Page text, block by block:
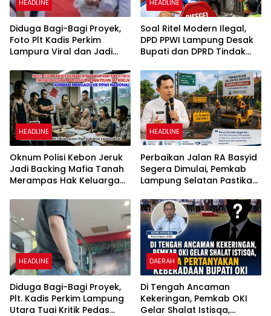
HEADLINE
Diduga Bagi-Bagi Proyek,
Foto Plt Kadis Perkim
Lampura Viral dan Jadi
Netizen
HEADLINE
Soal Ritel Modern Ilegal,
DPD PPWI Lampung Desak
Bupati dan DPRD Tindak
No 02/2016
HEADLINE
Oknum Polisi Kebon Jeruk
Jadi Backing Mafia Tanah
Merampas Hak Keluarga
Sutarman
HEADLINE
Perbaikan Jalan RA Basyid
Segera Dimulai, Pemkab
Lampung Selatan Pastikan
Aman dan Nyaman
HEADLINE
Diduga Bagi-Bagi Proyek,
Plt. Kadis Perkim Lampung
Utara Tuai Kritik Pedas
DAERAH
Di Tengah Ancaman
Kekeringan, Pemkab OKI
Gelar Shalat Istisqa,